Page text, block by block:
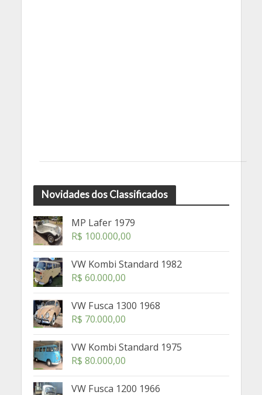
Novidades dos Classificados
MP Lafer 1979
R$ 100.000,00
VW Kombi Standard 1982
R$ 60.000,00
VW Fusca 1300 1968
R$ 70.000,00
VW Kombi Standard 1975
R$ 80.000,00
VW Fusca 1200 1966